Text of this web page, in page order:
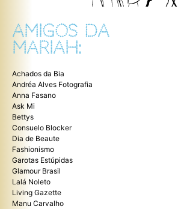
AMIGOS DA
MARIAH:
Achados da Bia
Andréa Alves Fotografia
Anna Fasano
Ask Mi
Bettys
Consuelo Blocker
Dia de Beaute
Fashionismo
Garotas Estúpidas
Glamour Brasil
Lalá Noleto
Living Gazette
Manu Carvalho